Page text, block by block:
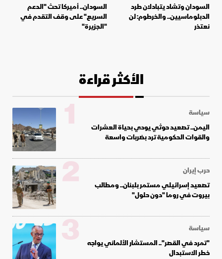
السودان وتشاد يتبادلان طرد
الدبلوماسيين.. والخرطوم: لن
نعتذر
السودان.. أميركا تحث "الدعم
السريع" على وقف التقدم في
"الجزيرة"
الأكثر قراءة
سياسة
اليمن.. تصعيد حوثي يودي بحياة العشرات
والقوات الحكومية ترد بضربات واسعة
1
حرب إيران
تصعيد إسرائيلي مستمر بلبنان.. ومطالب
بيروت في روما "دون حلول"
2
سياسة
"تمرد في القصر".. المستشار الألماني يواجه
خطر الاستبدال
3